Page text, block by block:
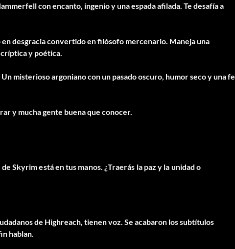
con encanto, ingenio y una espada afilada. Te desafía a
desgracia convertido en filósofo mercenario. Maneja una
y poética.
misterioso argoniano con un pasado oscuro, humor seco y una fe
y mucha gente buena que conocer.
Skyrim está en tus manos. ¿Traerás la paz y la unidad o
de Highreach, tienen voz. Se acabaron los subtítulos
hablan.